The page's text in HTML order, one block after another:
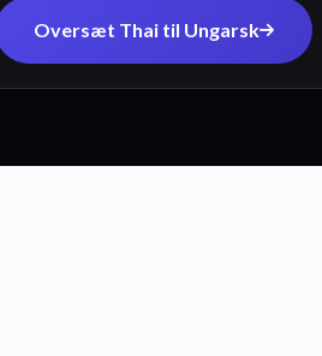
Oversæt Thai til Ungarsk